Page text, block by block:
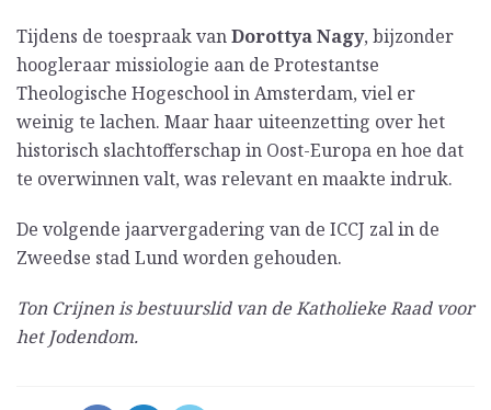
Tijdens de toespraak vanDorottya Nagy, bijzonder
hoogleraar missiologie aan de Protestantse
Theologische Hogeschool in Amsterdam, viel er
weinig te lachen. Maar haar uiteenzetting over het
historisch slachtofferschap in Oost-Europa en hoe dat
te overwinnen valt, was relevant en maakte indruk.
De volgende jaarvergadering van de ICCJ zal in de
Zweedse stad Lund worden gehouden.
Ton Crijnen is bestuurslid van de Katholieke Raad voor
het Jodendom.